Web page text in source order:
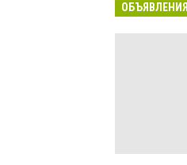
ОБЪЯВЛЕНИЯ